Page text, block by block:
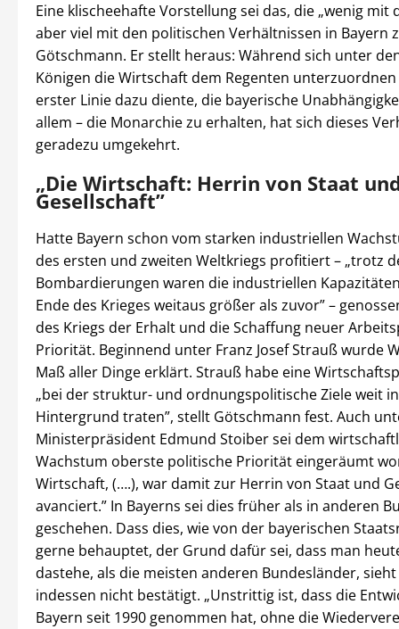
Eine klischeehafte Vorstellung sei das, die „wenig mit
aber viel mit den politischen Verhältnissen in Bayern
Götschmann. Er stellt heraus: Während sich unter
Königen die Wirtschaft dem Regenten
erster Linie dazu diente, die bayerische
allem – die Monarchie zu erhalten, hat sich dieses
geradezu umgekehrt.
„Die Wirtschaft: Herrin von Staat
Gesellschaft”
Hatte Bayern schon vom starken industriellen
des ersten und zweiten Weltkriegs profitiert – „trotz
Bombardierungen waren die industriellen
Ende des Krieges weitaus größer als zuvor” –
des Kriegs der Erhalt und die Schaffung neuer
Priorität. Beginnend unter Franz Josef Strauß wurde
Maß aller Dinge erklärt. Strauß habe eine
„bei der struktur- und ordnungspolitische Ziele weit
Hintergrund traten”, stellt Götschmann fest. Auch
Ministerpräsident Edmund Stoiber sei dem
Wachstum oberste politische Priorität eingeräumt
Wirtschaft, (….), war damit zur Herrin von Staat und
avanciert.” In Bayerns sei dies früher als in anderen
geschehen. Dass dies, wie von der bayerischen
gerne behauptet, der Grund dafür sei, dass man
dastehe, als die meisten anderen Bundesländer,
indessen nicht bestätigt. „Unstrittig ist, dass die
Bayern seit 1990 genommen hat, ohne die